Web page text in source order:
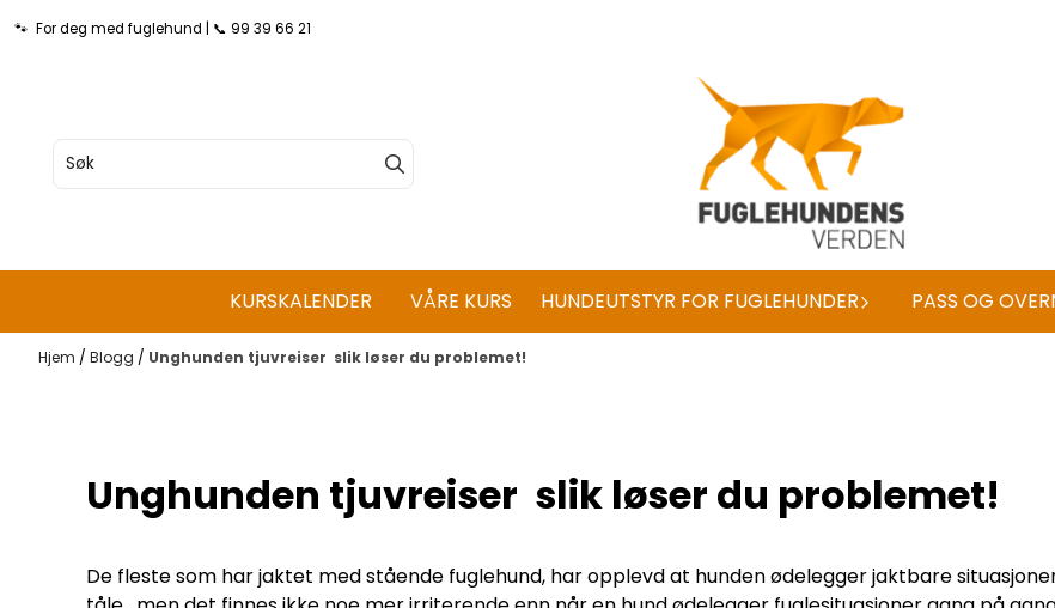
Hopp til innhold
🐾 For deg med fuglehund | 📞 99 39 66 21
KURSKALENDER VÅRE KURS HUNDEUTSTYR FOR FUGLEHUNDER PASS OG
Hjem / Blogg / Unghunden tjuvreiser  slik løser du problemet!
Unghunden tjuvreiser  slik løser du problemet!
De fleste som har jaktet med stående fuglehund, har opplevd at hunden ødelegger jaktbare